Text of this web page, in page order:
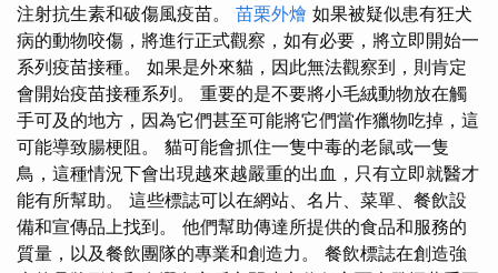
注射抗生素和破傷風疫苗。 苗栗外燴 如果被疑似患有狂犬
病的動物咬傷，將進行正式觀察，如有必要，將立即開始一
系列疫苗接種。 如果是外來貓，因此無法觀察到，則肯定
會開始疫苗接種系列。 重要的是不要將小毛絨動物放在觸
手可及的地方，因為它們甚至可能將它們當作獵物吃掉，這
可能導致腸梗阻。 貓可能會抓住一隻中毒的老鼠或一隻
鳥，這種情況下會出現越來越嚴重的出血，只有立即就醫才
能有所幫助。 這些標誌可以在網站、名片、菜單、餐飲設
備和宣傳品上找到。 他們幫助傳達所提供的食品和服務的
質量，以及餐飲團隊的專業和創造力。 餐飲標誌在創造強